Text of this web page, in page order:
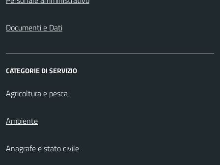
Documenti e Dati
CATEGORIE DI SERVIZIO
Agricoltura e pesca
Ambiente
Anagrafe e stato civile